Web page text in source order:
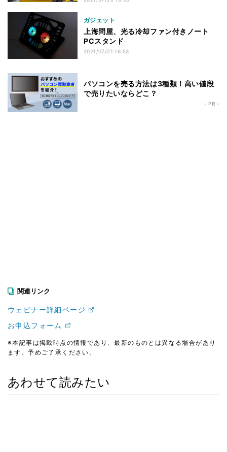
ガジェット
上海問屋、光る冷却ファン付きノート
PCスタンド
2021/07/21 16:53
パソコンを売る方法は3種類！高い値段
で売りたいならどこ？
- PR -
関連リンク
ウェビナー詳細ページ
お申込フォーム
※本記事は掲載時点の情報であり、最新のものとは異なる場合があり
ます。予めご了承ください。
あわせて読みたい